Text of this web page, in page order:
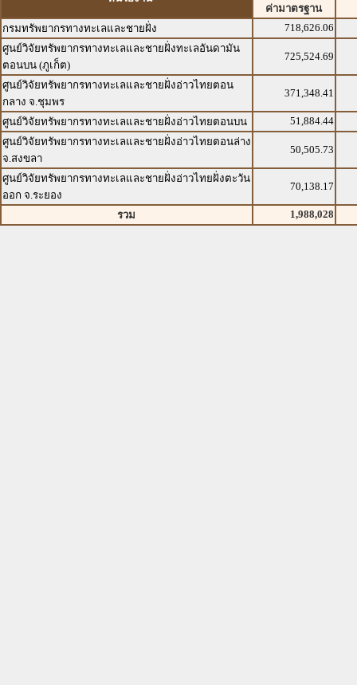
ค่ามาตรฐาน
กรมทรัพยากรทางทะเลและชายฝั่ง
718,626.06
ศูนย์วิจัยทรัพยากรทางทะเลและชายฝั่งทะเลอันดามัน
ตอนบน (ภูเก็ต)
725,524.69
ศูนย์วิจัยทรัพยากรทางทะเลและชายฝั่งอ่าวไทยตอน
กลาง จ.ชุมพร
371,348.41
ศูนย์วิจัยทรัพยากรทางทะเลและชายฝั่งอ่าวไทยตอนบน
51,884.44
ศูนย์วิจัยทรัพยากรทางทะเลและชายฝั่งอ่าวไทยตอนล่าง
จ.สงขลา
50,505.73
ศูนย์วิจัยทรัพยากรทางทะเลและชายฝั่งอ่าวไทยฝั่งตะวัน
ออก จ.ระยอง
70,138.17
รวม 1,988,028